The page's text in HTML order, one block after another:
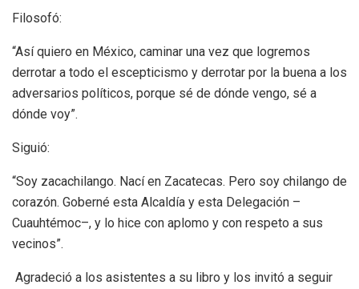
Filosofó:
“Así quiero en México, caminar una vez que logremos
derrotar a todo el escepticismo y derrotar por la buena a los
adversarios políticos, porque sé de dónde vengo, sé a
dónde voy”.
Siguió:
“Soy zacachilango. Nací en Zacatecas. Pero soy chilango de
corazón. Goberné esta Alcaldía y esta Delegación –
Cuauhtémoc–, y lo hice con aplomo y con respeto a sus
vecinos”.
Agradeció a los asistentes a su libro y los invitó a seguir